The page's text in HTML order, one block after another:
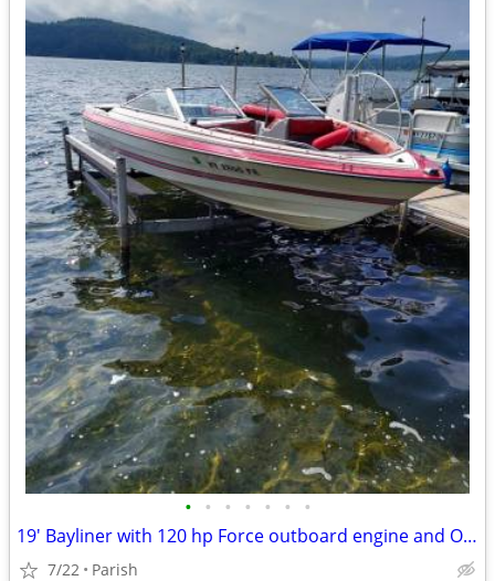
• • • • • • •
19' Bayliner with 120 hp Force outboard engine and Owens Trailer
7/22 Parish